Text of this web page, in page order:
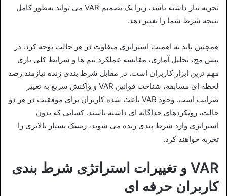
تجربه نیاز داشته باشد، زیرا یک تصمیم VAR می‌ تواند به‌طور کامل
نتیجه شرط شما را تغییر دهد.
همچنین باید به اهمیت استراتژی متفاوت در هر حالت توجه کرد. در
پیش‌ مچ، تحلیل آماری، مقایسه عملکرد تیم‌ ها و شرایط کلی بازی
مهم‌ ترین ابزار کاربران است. در مقابل شرط‌ بندی زنده نیازمند رصد
لحظه‌ ای مسابقه، شناخت قوانین VAR و واکنش سریع به تغییر
ضرایب است. وجود VAR باعث شده کاربران برای موفقیت در هر دو
حالت، رویکردهای جداگانه‌ ای داشته باشند. کسانی که بدون
استراتژی وارد شرط‌ بندی زنده می‌ شوند، ریسک بسیار بالاتری را
تجربه خواهند کرد.
VAR و تغییرات استراتژی شرط بندی
کاربران حرفه ای